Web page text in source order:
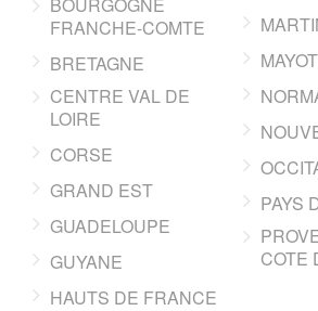
FRANCHE-COMTE
BRETAGNE
CENTRE VAL DE
LOIRE
CORSE
GRAND EST
GUADELOUPE
GUYANE
HAUTS DE FRANCE
PAYS
COTE